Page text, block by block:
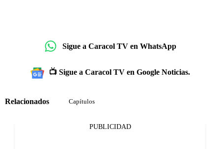
Sigue a Caracol TV en WhatsApp
📺 Sigue a Caracol TV en Google Noticias.
Relacionados Capítulos
PUBLICIDAD